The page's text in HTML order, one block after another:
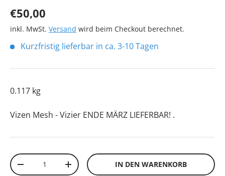
€50,00
inkl. MwSt. Versand wird beim Checkout berechnet.
Kurzfristig lieferbar in ca. 3-10 Tagen
0.117 kg
Vizen Mesh - Vizier ENDE MÄRZ LIEFERBAR! .
Anzahl
-
+ IN DEN WARENKORB